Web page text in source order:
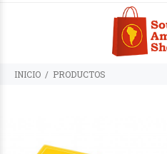
INICIO PRODUCTOS